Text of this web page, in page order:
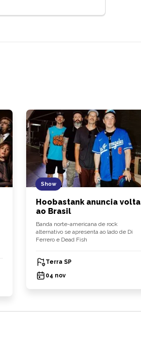
Show
Hoobastank anuncia volta
ao Brasil
Banda norte-americana de rock
alternativo se apresenta ao lado de Di
Ferrero e Dead Fish
Terra SP
04 nov